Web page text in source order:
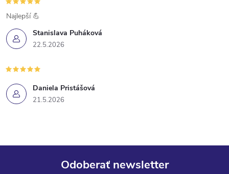
Stanislava Puháková
22.5.2026
Najlepší 💪
Daniela Pristášová
21.5.2026
Odoberať newsletter